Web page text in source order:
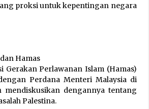
proksi untuk kepentingan negara
Hamas
Gerakan Perlawanan Islam (Hamas)
Perdana Menteri Malaysia di
mendiskusikan dengannya tentang
Palestina.